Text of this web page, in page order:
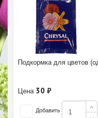
Подкормка для цветов
Цена 30 ₽
Добавить